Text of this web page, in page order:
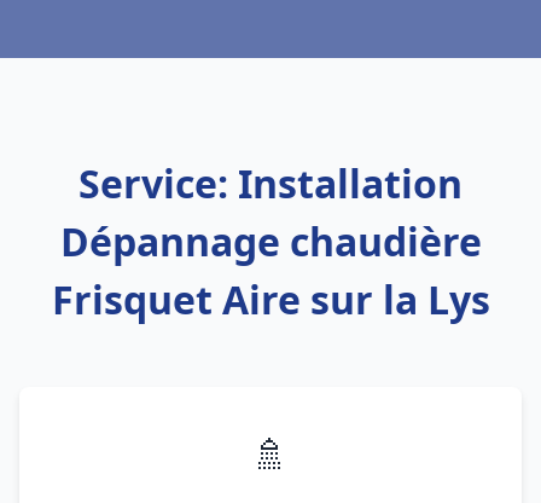
Service: Installation
Dépannage chaudière
Frisquet Aire sur la Lys
🚿